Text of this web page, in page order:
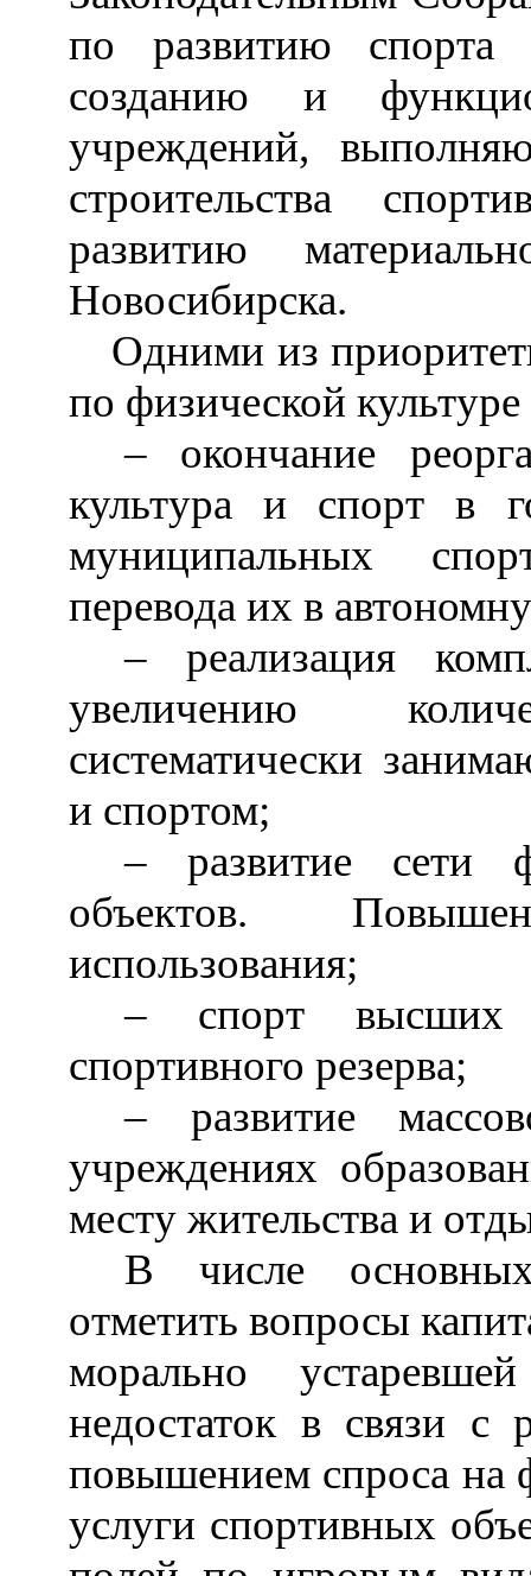
по развитию
созданию и
учреждений,
строительства
развитию
Новосибирска.
Одними из
по физической
– окончание
культура и спорт в
муниципальных
перевода их в
– реализация
увеличению
систематически
и спортом;
– развитие сети
объектов.
использования;
– спорт высших
спортивного резерва;
– развитие
учреждениях
месту жительства и
В числе
отметить вопросы
морально
недостаток в связи с
повышением спроса на
услуги спортивных